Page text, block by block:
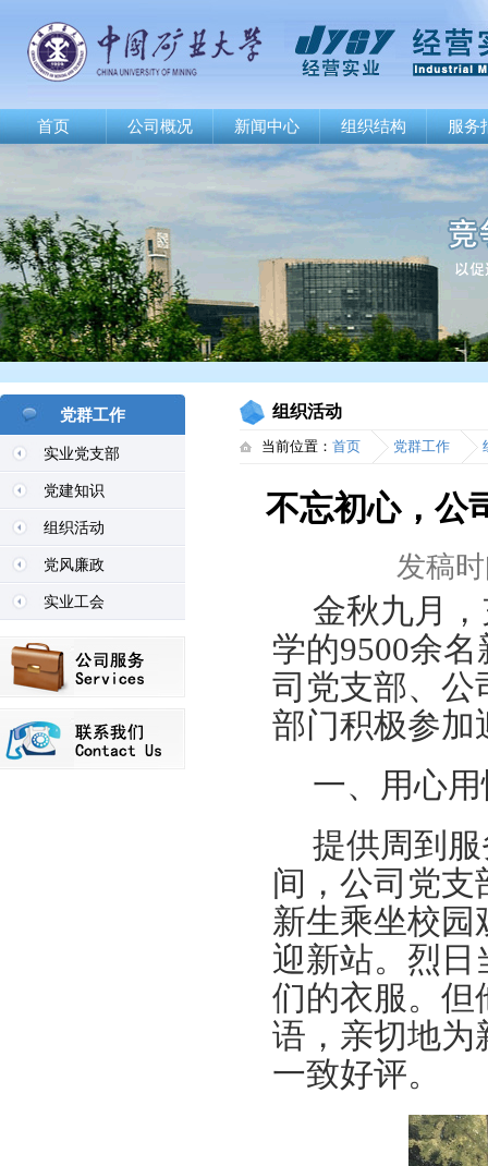
首页 公司概况 新闻中心 组织结构 服务
党群工作
实业党支部
党建知识
组织活动
党风廉政
实业工会
组织活动
当前位置： 首页 党群工作
不忘初心，公
发稿
金秋九月
学的9500余名
司党支部、公
部门积极参加
一、用心
提供周到
间，公司党
新生乘坐校园
迎新站。烈日
们的衣服。但
语，亲切地为
一致好评。